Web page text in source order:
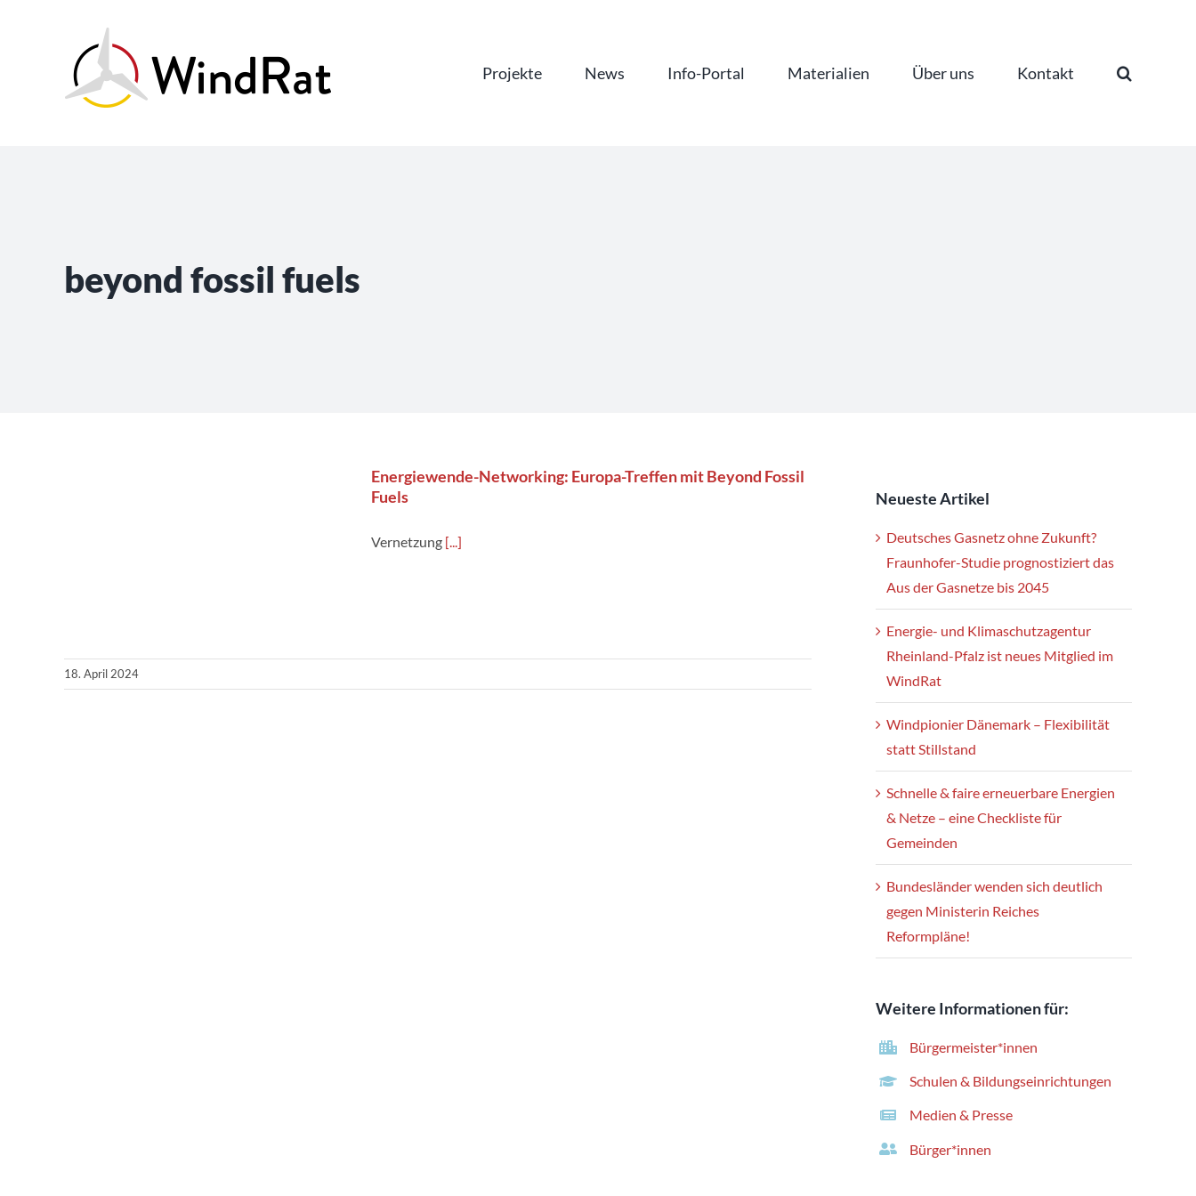
Projekte News Info-Portal Materialien Über uns Kontakt
beyond fossil fuels
Energiewende-Networking: Europa-Treffen mit Beyond Fossil
Fuels
Vernetzung [...]
18. April 2024
Neueste Artikel
Deutsches Gasnetz ohne Zukunft?
Fraunhofer-Studie prognostiziert das
Aus der Gasnetze bis 2045
Energie- und Klimaschutzagentur
Rheinland-Pfalz ist neues Mitglied im
WindRat
Windpionier Dänemark – Flexibilität
statt Stillstand
Schnelle & faire erneuerbare Energien
& Netze – eine Checkliste für
Gemeinden
Bundesländer wenden sich deutlich
gegen Ministerin Reiches
Reformpläne!
Weitere Informationen für:
Bürgermeister*innen
Schulen & Bildungseinrichtungen
Medien & Presse
Bürger*innen